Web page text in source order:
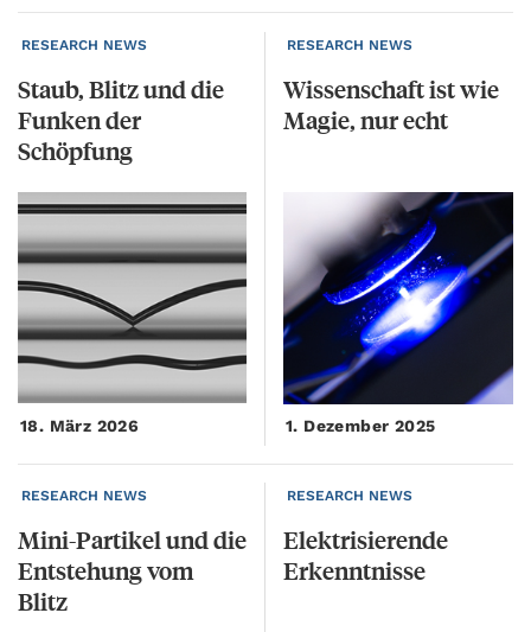
RESEARCH NEWS
Staub, Blitz und die
Funken der
Schöpfung
18. März 2026
RESEARCH NEWS
Wissenschaftistwie
Magie,nurecht
1. Dezember 2025
RESEARCH NEWS
Mini-Partikel und die
Entstehung vom
Blitz
RESEARCH NEWS
Elektrisierende
Erkenntnisse